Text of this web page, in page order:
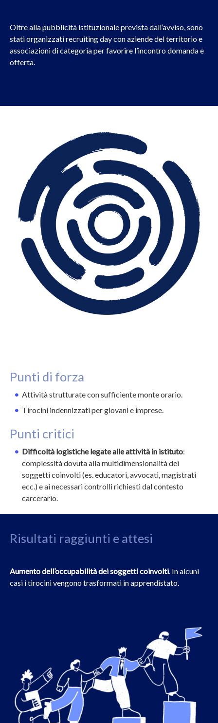
Oltre alla pubblicità istituzionale prevista dall’avviso, sono
stati organizzati recruiting day con aziende del territorio e
associazioni di categoria per favorire l’incontro domanda e
offerta.
Punti di forza
Attività strutturate con sufficiente monte orario.
Tirocini indennizzati per giovani e imprese.
Punti critici
Difficoltà logistiche legate alle attività in istituto:
complessità dovuta alla multidimensionalità dei
soggetti coinvolti (es. educatori, avvocati, magistrati
ecc.) e ai necessari controlli richiesti dal contesto
carcerario.
Risultati raggiunti e attesi
Aumento dell’occupabilità dei soggetti coinvolti. In alcuni
casi i tirocini vengono trasformati in apprendistato.